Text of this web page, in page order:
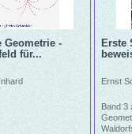
Geometrie -
für...
Erste
Ernst
Band 3